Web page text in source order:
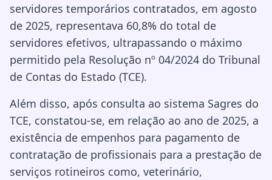
servidores temporários contratados, em agosto
de 2025, representava 60,8% do total de
servidores efetivos, ultrapassando o máximo
permitido pela Resolução nº 04/2024 do Tribunal
de Contas do Estado (TCE).
Além disso, após consulta ao sistema Sagres do
TCE, constatou-se, em relação ao ano de 2025, a
existência de empenhos para pagamento de
contratação de profissionais para a prestação de
serviços rotineiros como, veterinário,